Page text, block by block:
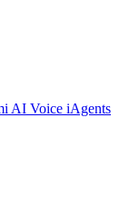
AI Voice iAgents